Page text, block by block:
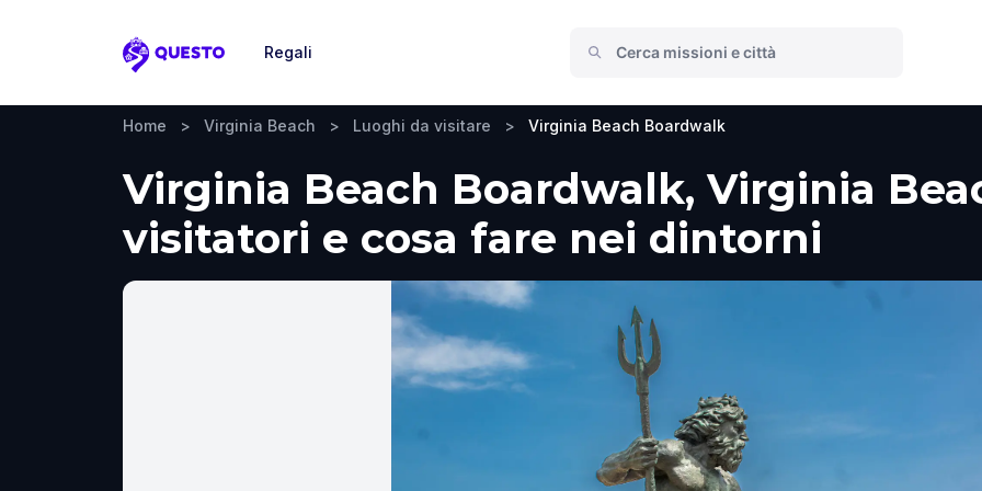
Questo
Regali
Home > Virginia Beach > Luoghi da visitare > Virginia Beach Boardwalk
Virginia Beach Boardwalk, Virginia
visitatori e cosa fare nei dintorni